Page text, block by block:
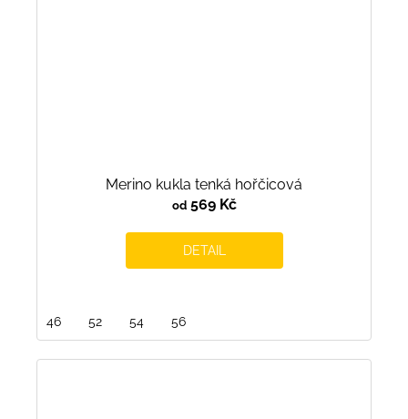
Merino kukla tenká hořčicová
od569 Kč
DETAIL
46 52 54 56